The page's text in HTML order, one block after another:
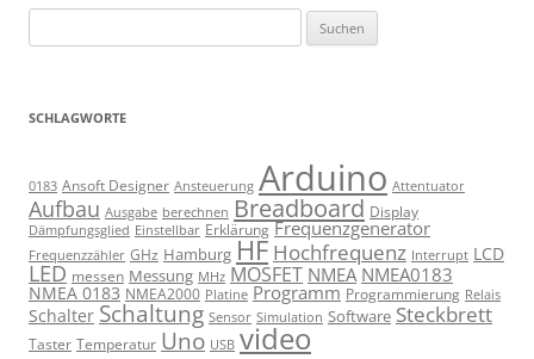
nach:
SCHLAGWORTE
0183 Ansoft Designer Ansteuerung Arduino Attentuator
Aufbau Ausgabe berechnen Breadboard Display
Dämpfungsglied Einstellbar Erklärung Frequenzgenerator
Frequenzzähler GHz Hamburg HF Hochfrequenz Interrupt LCD
LED messen Messung MHz MOSFET NMEA NMEA0183
NMEA 0183 NMEA2000 Platine Programm Programmierung Relais
Schalter Schaltung Sensor Simulation Software Steckbrett
Taster Temperatur Uno USB video